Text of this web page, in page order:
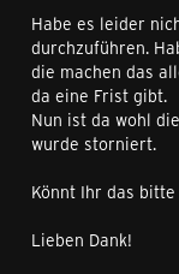
Habe es leider
durchzuführen.
die machen das
da eine Frist gibt.
Nun ist da wohl
wurde storniert.
Könnt Ihr das
Lieben Dank!